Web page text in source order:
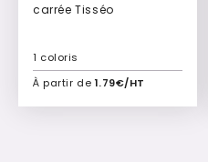
carrée Tisséo
À partir de 1.79€/HT
1 coloris
Ajouter à mon devis